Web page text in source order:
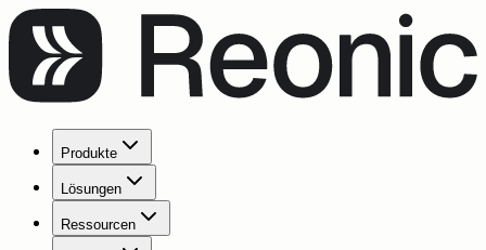
Produkte
Lösungen
Ressourcen